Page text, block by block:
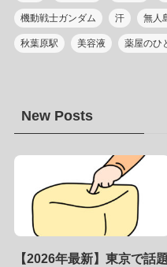
機動戦士ガンダム 汗 無人
秋葉原駅 美容液 薬屋のひ
New Posts
【2026年最新】東京で話題